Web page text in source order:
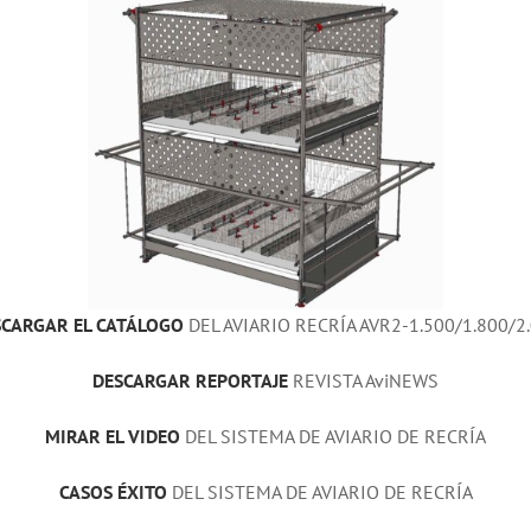
EL CATÁLOGO DEL AVIARIO RECRÍA AVR2-1.500/1.800/
DESCARGAR REPORTAJE REVISTA AviNEWS
MIRAR EL VIDEO DEL SISTEMA DE AVIARIO DE RECRÍA
CASOS ÉXITO DEL SISTEMA DE AVIARIO DE RECRÍA